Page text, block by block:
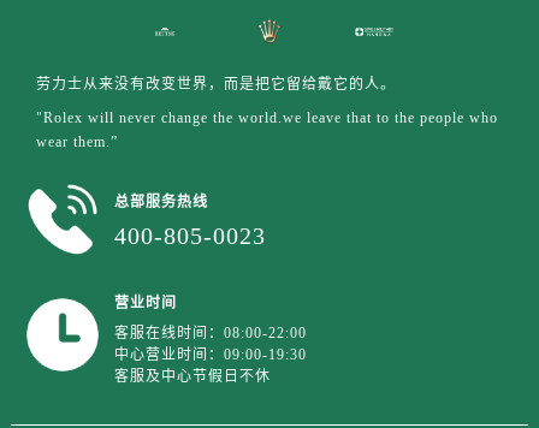
劳力士从来没有改变世界，而是把它留给戴它的人。
"Rolex will never change the world.we leave that to the people who
wear them.”
总部服务热线
400-805-0023
营业时间
客服在线时间：08:00-22:00
中心营业时间：09:00-19:30
客服及中心节假日不休